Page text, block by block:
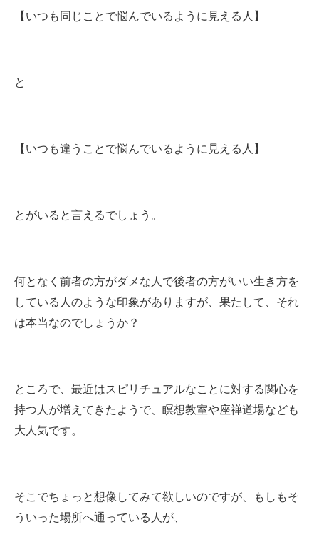
【いつも同じことで悩んでいるように見える人】
と
【いつも違うことで悩んでいるように見える人】
とがいると言えるでしょう。
何となく前者の方がダメな人で後者の方がいい生き方を
している人のような印象がありますが、果たして、それ
は本当なのでしょうか？
ところで、最近はスピリチュアルなことに対する関心を
持つ人が増えてきたようで、瞑想教室や座禅道場なども
大人気です。
そこでちょっと想像してみて欲しいのですが、もしもそ
ういった場所へ通っている人が、